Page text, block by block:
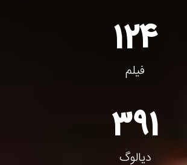
124
فیلم
391
دیالوگ